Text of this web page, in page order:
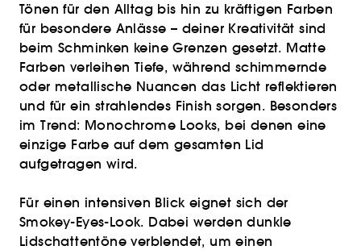
Tönen für den Alltag bis hin zu kräftigen Farben
für besondere Anlässe – deiner Kreativität sind
beim Schminken keine Grenzen gesetzt. Matte
Farben verleihen Tiefe, während schimmernde
oder metallische Nuancen das Licht reflektieren
und für ein strahlendes Finish sorgen. Besonders
im Trend: Monochrome Looks, bei denen eine
einzige Farbe auf dem gesamten Lid
aufgetragen wird.
Für einen intensiven Blick eignet sich der
Smokey-Eyes-Look. Dabei werden dunkle
Lidschattentöne verblendet, um einen